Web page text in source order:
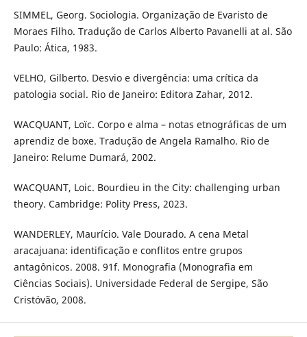
SIMMEL, Georg. Sociologia. Organização de Evaristo de
Moraes Filho. Tradução de Carlos Alberto Pavanelli at al. São
Paulo: Ática, 1983.
VELHO, Gilberto. Desvio e divergência: uma crítica da
patologia social. Rio de Janeiro: Editora Zahar, 2012.
WACQUANT, Loïc. Corpo e alma – notas etnográficas de um
aprendiz de boxe. Tradução de Angela Ramalho. Rio de
Janeiro: Relume Dumará, 2002.
WACQUANT, Loic. Bourdieu in the City: challenging urban
theory. Cambridge: Polity Press, 2023.
WANDERLEY, Maurício. Vale Dourado. A cena Metal
aracajuana: identificação e conflitos entre grupos
antagônicos. 2008. 91f. Monografia (Monografia em
Ciências Sociais). Universidade Federal de Sergipe, São
Cristóvão, 2008.